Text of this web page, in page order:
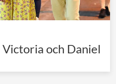
kungahuset
kungahuset
och Daniel